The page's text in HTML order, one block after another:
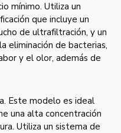
mínimo. Utiliza un
que incluye un
de ultrafiltración, y un
eliminación de bacterias,
y el olor, además de
Este modelo es ideal
una alta concentración
Utiliza un sistema de